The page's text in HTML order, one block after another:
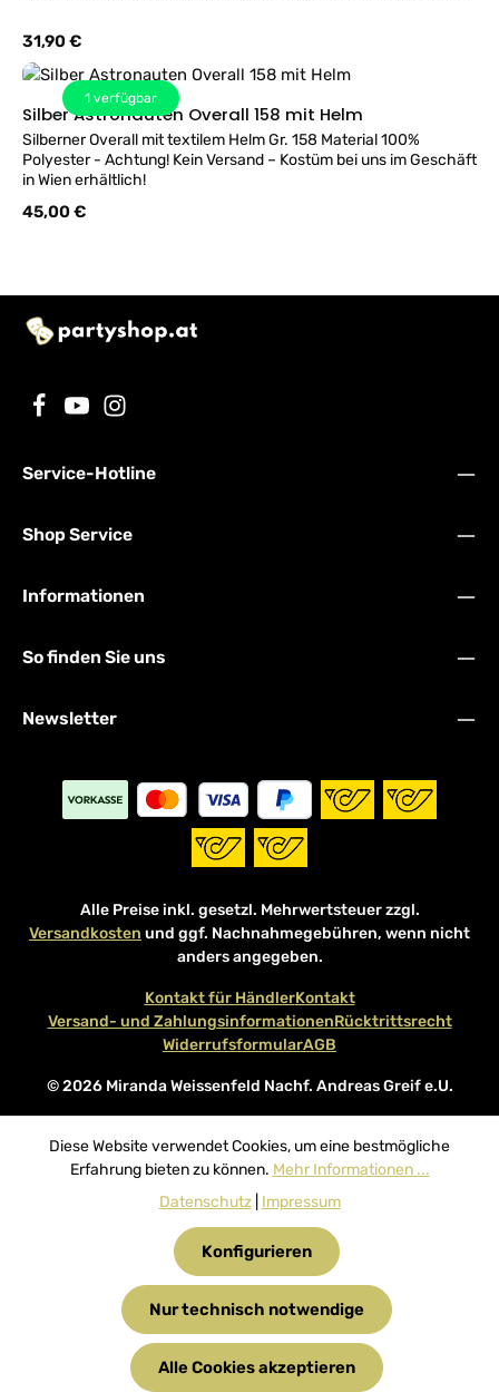
Regulärer Preis:
31,90 €
1 verfügbar
Silber Astronauten Overall 158 mit Helm
Silberner Overall mit textilem Helm Gr. 158 Material 100%
Polyester - Achtung! Kein Versand – Kostüm bei uns im Geschäft
in Wien erhältlich!
Regulärer Preis:
45,00 €
Service-Hotline
Shop Service
Informationen
So finden Sie uns
Newsletter
Alle Preise inkl. gesetzl. Mehrwertsteuer zzgl.
Versandkosten und ggf. Nachnahmegebühren, wenn nicht
anders angegeben.
© 2026 Miranda Weissenfeld Nachf. Andreas Greif e.U.
Kontakt für HändlerKontakt
Versand- und ZahlungsinformationenRücktrittsrecht
WiderrufsformularAGB
Diese Website verwendet Cookies, um eine bestmögliche
Erfahrung bieten zu können. Mehr Informationen ...
Datenschutz| Impressum
Nur technisch notwendige
Konfigurieren
Alle Cookies akzeptieren